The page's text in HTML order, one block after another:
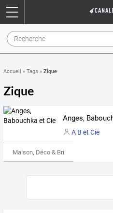
Accueil » Tags » Zique
Zique
A B et Cie
Maison, Déco & Bricolage